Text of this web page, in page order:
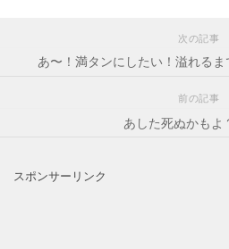
次の記事
あ〜！満タンにしたい！溢れるま
前の記事
あした死ぬかもよ
スポンサーリンク